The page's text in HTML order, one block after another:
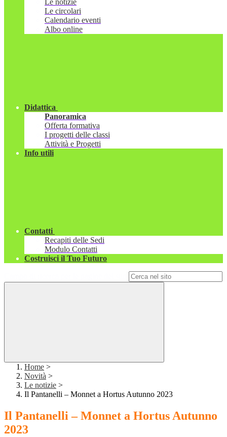
Le notizie
Le circolari
Calendario eventi
Albo online
Didattica
Panoramica
Offerta formativa
I progetti delle classi
Attività e Progetti
Info utili
Contatti
Recapiti delle Sedi
Modulo Contatti
Costruisci il Tuo Futuro
Home >
Novità >
Le notizie >
Il Pantanelli – Monnet a Hortus Autunno 2023
Il Pantanelli – Monnet a Hortus Autunno
2023